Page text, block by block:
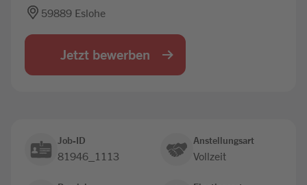
59889 Eslohe
Jetzt bewerben
Job-ID
81946_1113
Anstellungsart
Vollzeit